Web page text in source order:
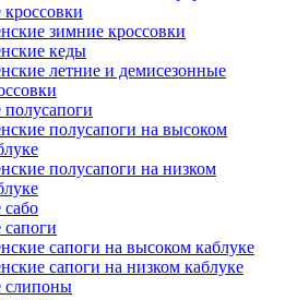
зимние кроссовки
кеды
летние и демисезонные
полусапоги на высоком
полусапоги на низком
сапоги на высоком каблуке
сапоги на низком каблуке
слипоны